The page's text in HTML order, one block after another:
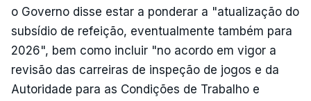
o Governo disse estar a ponderar a "atualização do
subsídio de refeição, eventualmente também para
2026", bem como incluir "no acordo em vigor a
revisão das carreiras de inspeção de jogos e da
Autoridade para as Condições de Trabalho e